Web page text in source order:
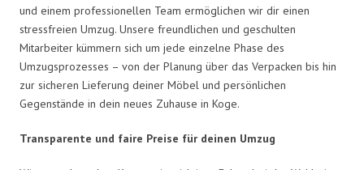
und einem professionellen Team ermöglichen wir dir einen
stressfreien Umzug. Unsere freundlichen und geschulten
Mitarbeiter kümmern sich um jede einzelne Phase des
Umzugsprozesses – von der Planung über das Verpacken bis hin
zur sicheren Lieferung deiner Möbel und persönlichen
Gegenstände in dein neues Zuhause in Koge.
Transparente und faire Preise für deinen Umzug